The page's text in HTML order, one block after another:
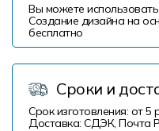
Вы можете
Создание дизайна на
бесплатно
Сроки и
Срок изготовления: от 5
Доставка: СДЭК, Почта